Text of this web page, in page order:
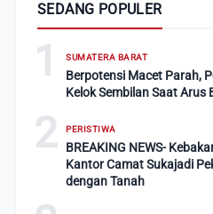
SEDANG POPULER
1 SUMATERA BARAT
Berpotensi Macet Parah,
Kelok Sembilan Saat Arus
2 PERISTIWA
BREAKING NEWS-
Kantor Camat Sukajadi
dengan Tanah